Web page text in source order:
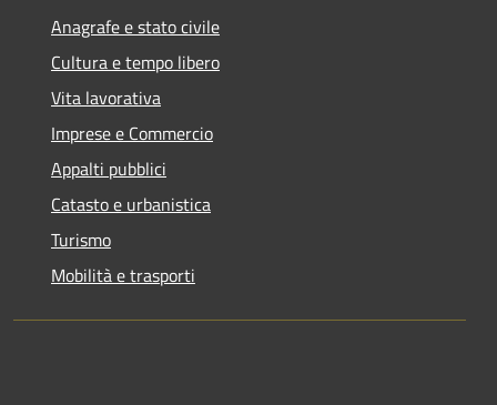
Anagrafe e stato civile
Cultura e tempo libero
Vita lavorativa
Imprese e Commercio
Appalti pubblici
Catasto e urbanistica
Turismo
Mobilità e trasporti